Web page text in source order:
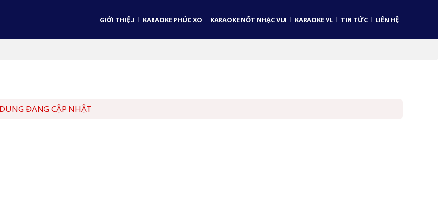
GIỚI THIỆU KARAOKE PHÚC XO KARAOKE NỐT NHẠC VUI KARAOKE VL TIN TỨC LIÊN HỆ
ĐANG CẬP NHẬT